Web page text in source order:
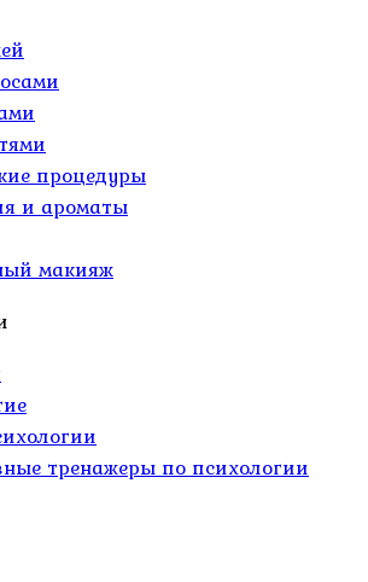
процедуры
и ароматы
макияж
тренажеры по психологии